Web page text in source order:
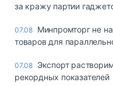
за кражу партии
07.08 Минпромторг не
товаров для
07.08 Экспорт
рекордных показателей